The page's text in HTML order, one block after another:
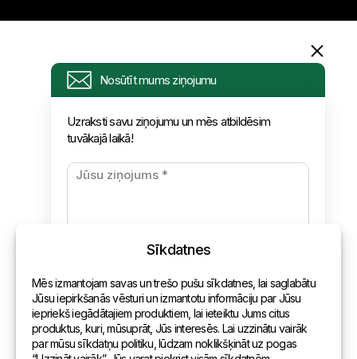
Nosūtīt mums ziņojumu
Uzraksti savu ziņojumu un mēs atbildēsim
tuvākajā laikā!
Informācija
Pieprasījums
Apmaksa un piegāde
Kontakti
Vispārēja informācija
Pārstāvniecības pasaulē
Adrese
Sīkdatnes
Mēs izmantojam savas un trešo pušu sīkdatnes, lai saglabātu
Jūsu iepirkšanās vēsturi un izmantotu informāciju par Jūsu
iepriekš iegādātajiem produktiem, lai ieteiktu Jums citus
produktus, kuri, mūsuprāt, Jūs interesēs. Lai uzzinātu vairāk
par mūsu sīkdatņu politiku, lūdzam noklikšķināt uz pogas